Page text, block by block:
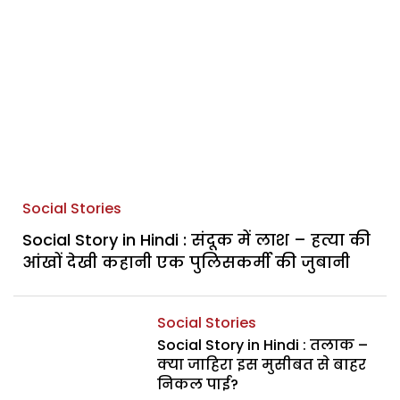
Social Stories
Social Story in Hindi : संदूक में लाश – हत्या की
आंखों देखी कहानी एक पुलिसकर्मी की जुबानी
Social Stories
Social Story in Hindi : तलाक –
क्या जाहिरा इस मुसीबत से बाहर
निकल पाई?